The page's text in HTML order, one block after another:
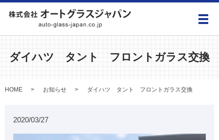
メ
ダイハツ タント フロントガラス交換
HOME お知らせ ダイハツ タント フロントガラス交換
2020/03/27